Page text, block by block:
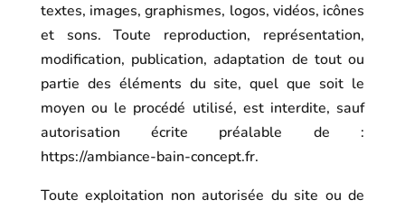
textes, images, graphismes, logos, vidéos, icônes
et sons. Toute reproduction, représentation,
modification, publication, adaptation de tout ou
partie des éléments du site, quel que soit le
moyen ou le procédé utilisé, est interdite, sauf
autorisation écrite préalable de :
https://ambiance-bain-concept.fr.
Toute exploitation non autorisée du site ou de